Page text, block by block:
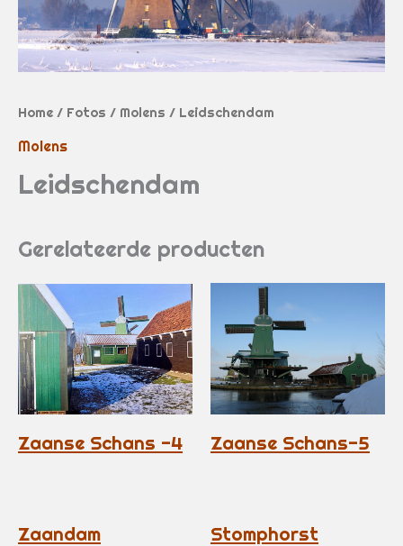
Home / Fotos / Molens / Leidschendam
Molens
Leidschendam
Gerelateerde producten
Zaanse Schans -4 Zaanse Schans-5
Zaandam Stomphorst